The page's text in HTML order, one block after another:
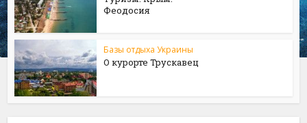
Феодосия
Базы отдыха Украины
О курорте Трускавец